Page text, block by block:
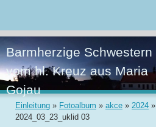
Barmherzige Schwestern
vom hl. Kreuz aus Maria
Gojau
Einleitung » Fotoalbum » akce » 2024 »
2024_03_23_uklid 03